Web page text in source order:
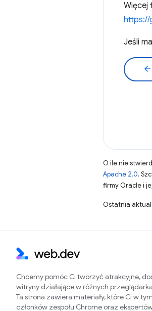
Więcej
https://
Jeśli
arrow_back
O ile nie
Apache 2.0.
firmy Oracle i
Ostatnia
Chcemy pomóc Ci tworzyć atrakcyjne,
witryny działające w różnych
Ta strona zawiera materiały, które Ci w
członków zespołu Chrome oraz